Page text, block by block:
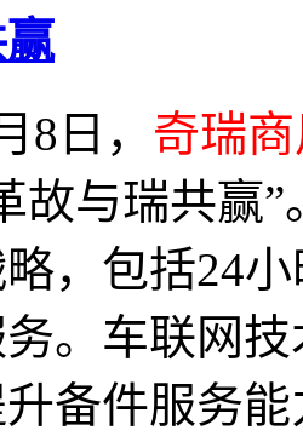
8日， 奇瑞
故与瑞共赢
，包括24
。车联网
备件服务